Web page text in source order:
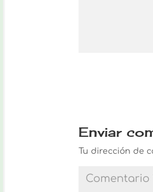
Enviar
Tu dirección de